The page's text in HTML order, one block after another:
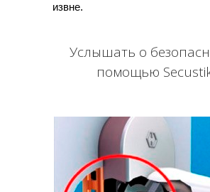
извне.
Услышать о
помощью